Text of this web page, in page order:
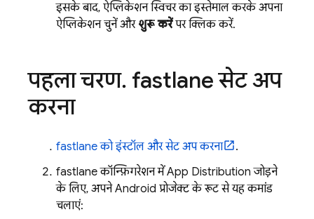
इसके बाद, ऐप्लिकेशन स्विचर का इस्तेमाल करके अपना
ऐप्लिकेशन चुनें और शुरू करेंपर क्लिक करें.
पहला चरण. fastlane सेट अप
करना
fastlane को इंस्टॉल और सेट अप करना
.
fastlane कॉन्फ़िगरेशन मेंApp Distribution जोड़ने
के लिए, अपने Android प्रोजेक्ट के रूट से यह कमांड
चलाएं: